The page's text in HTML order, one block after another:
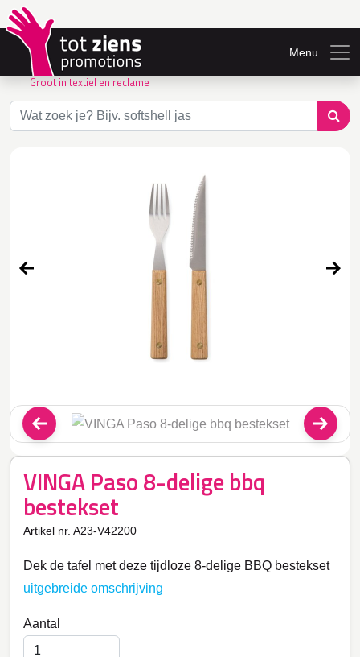
Groot in textiel en reclame
Menu
VINGA Paso 8-delige bbq
bestekset
Artikel nr. A23-V42200
Dek de tafel met deze tijdloze 8-delige BBQ bestekset
uitgebreide omschrijving
Aantal